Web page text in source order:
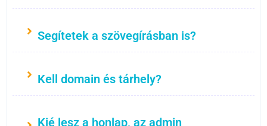
Segítetek a szövegírásban is?
Kell domain és tárhely?
Kié lesz a honlap, az admin